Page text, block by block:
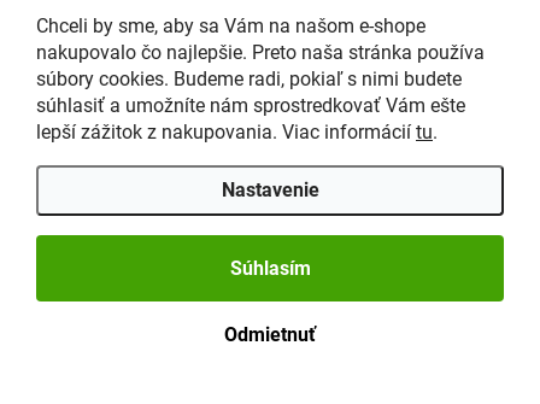
Chceli by sme, aby sa Vám na našom e-shope
nakupovalo čo najlepšie. Preto naša stránka používa
súbory cookies. Budeme radi, pokiaľ s nimi budete
súhlasiť a umožníte nám sprostredkovať Vám ešte
lepší zážitok z nakupovania. Viac informácií tu.
Nastavenie
Súhlasím
Odmietnuť